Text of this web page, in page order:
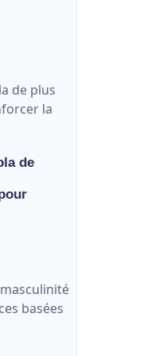
la ripostesur le
la foi
des
victime à
les
une
»
de